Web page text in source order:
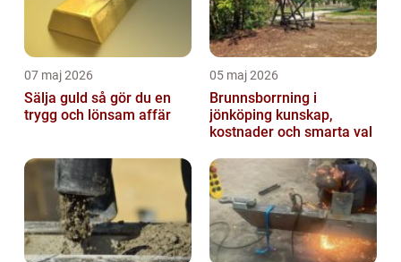
07 maj 2026
Sälja guld så gör du en
trygg och lönsam affär
05 maj 2026
Brunnsborrning i
jönköping kunskap,
kostnader och smarta val